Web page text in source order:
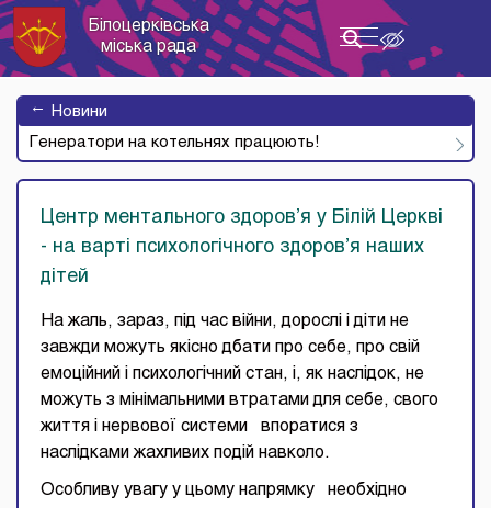
Toggle
navigation
Білоцерківська
міська рада
→
Новини
Генератори на котельнях працюють!
Центр ментального здоров’я у Білій Церкві
- на варті психологічного здоров’я наших
дітей
На жаль, зараз, під час війни, дорослі і діти не
завжди можуть якісно дбати про себе, про свій
емоційний і психологічний стан, і, як наслідок, не
можуть з мінімальними втратами для себе, свого
життя і нервової системи впоратися з
наслідками жахливих подій навколо.
Особливу увагу у цьому напрямку необхідно